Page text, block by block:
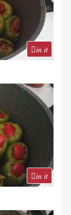
in it
in it